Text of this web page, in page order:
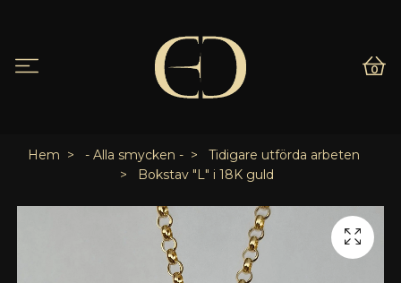
0
Hem - Alla smycken -
Tidigare utförda arbeten
Bokstav "L" i 18K guld